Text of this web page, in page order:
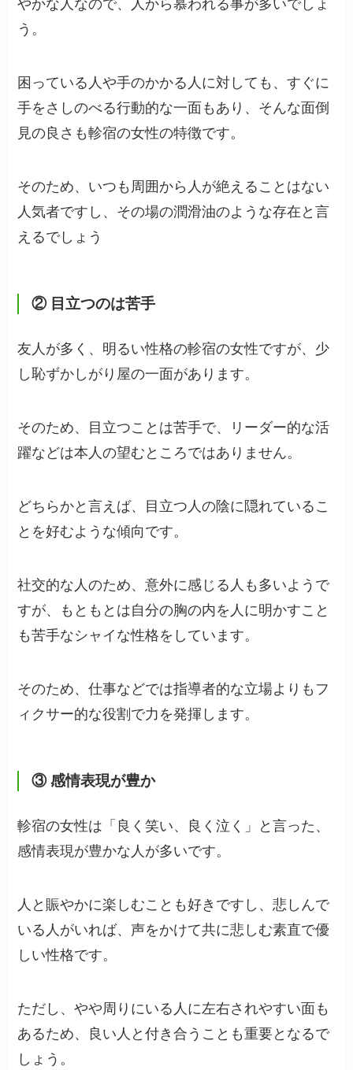
やかな人なので、人から慕われる事が多いでしょ
う。
困っている人や手のかかる人に対しても、すぐに
手をさしのべる行動的な一面もあり、そんな面倒
見の良さも軫宿の女性の特徴です。
そのため、いつも周囲から人が絶えることはない
人気者ですし、その場の潤滑油のような存在と言
えるでしょう
② 目立つのは苦手
友人が多く、明るい性格の軫宿の女性ですが、少
し恥ずかしがり屋の一面があります。
そのため、目立つことは苦手で、リーダー的な活
躍などは本人の望むところではありません。
どちらかと言えば、目立つ人の陰に隠れているこ
とを好むような傾向です。
社交的な人のため、意外に感じる人も多いようで
すが、もともとは自分の胸の内を人に明かすこと
も苦手なシャイな性格をしています。
そのため、仕事などでは指導者的な立場よりもフ
ィクサー的な役割で力を発揮します。
③ 感情表現が豊か
軫宿の女性は「良く笑い、良く泣く」と言った、
感情表現が豊かな人が多いです。
人と賑やかに楽しむことも好きですし、悲しんで
いる人がいれば、声をかけて共に悲しむ素直で優
しい性格です。
ただし、やや周りにいる人に左右されやすい面も
あるため、良い人と付き合うことも重要となるで
しょう。